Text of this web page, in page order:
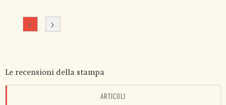
Le recensioni della stampa
ARTICOLI